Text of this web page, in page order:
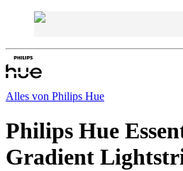
Alles von Philips Hue
Philips Hue
Gradient